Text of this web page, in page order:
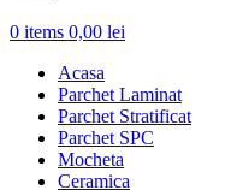
0 items 0,00 lei
Acasa
Parchet Laminat
Parchet Stratificat
Parchet SPC
Mocheta
Ceramica